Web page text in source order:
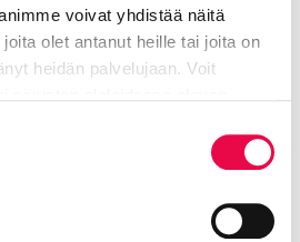
voivat yhdistää näitä
olet antanut heille tai joita on
heidän palvelujaan. Voit
kaupunkistrategian
teemaa.
Liikennesuunnittelu-